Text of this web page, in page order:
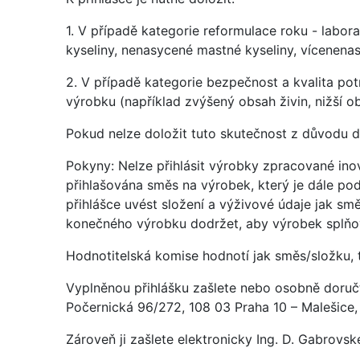
1. V případě kategorie reformulace roku -
kyseliny, nenasycené mastné kyseliny,
2. V případě kategorie bezpečnost a kvalita
výrobku (například zvýšený obsah živin, nižší
Pokud nelze doložit tuto skutečnost z důvodu
Pokyny: Nelze přihlásit výrobky zpracované
přihlašována směs na výrobek, který je dále
přihlášce uvést složení a výživové údaje jak
konečného výrobku dodržet, aby výrobek
Hodnotitelská komise hodnotí jak směs/
Vyplněnou přihlášku zašlete nebo osobně
Počernická 96/272, 108 03 Praha 10 –
Zároveň ji zašlete elektronicky Ing. D.